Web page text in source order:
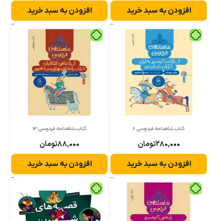
افزودن به سبد خرید افزودن به سبد خرید
کتاب شاهنامه فردوسی 6
۲۸۰,۰۰۰تومان
افزودن به سبد خرید
کتاب شاهنامه فردوسی 13
۸۸,۰۰۰تومان
افزودن به سبد خرید